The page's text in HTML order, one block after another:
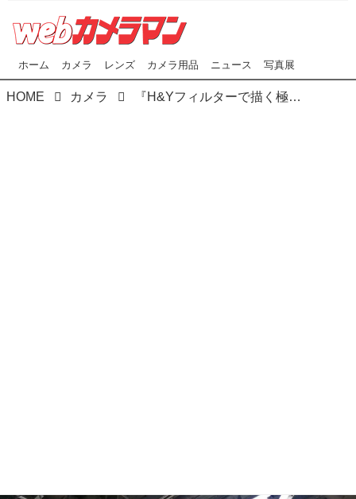
ホーム カメラ レンズ カメラ用品 ニュース 写真展
HOME カメラ 『H&Yフィルターで描く極上の風景写真展』が開催中！ ソニーストア銀座 4F 12/18(月)～12/30(土)